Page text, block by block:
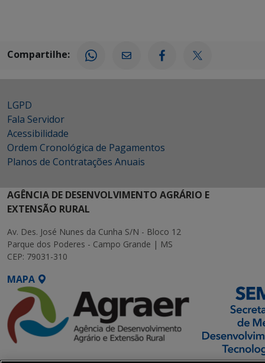
Compartilhe:
LGPD
Fala Servidor
Acessibilidade
Ordem Cronológica de Pagamentos
Planos de Contratações Anuais
AGÊNCIA DE DESENVOLVIMENTO AGRÁRIO E
EXTENSÃO RURAL
Av. Des. José Nunes da Cunha S/N - Bloco 12
Parque dos Poderes - Campo Grande | MS
CEP: 79031-310
MAPA